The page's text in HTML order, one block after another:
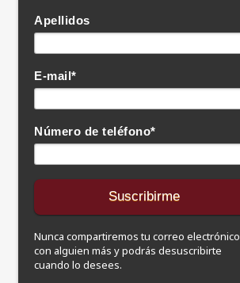
Apellidos
E-mail*
Número de teléfono*
Nunca compartiremos tu correo electrónico
con alguien más y podrás desuscribirte
cuando lo desees.